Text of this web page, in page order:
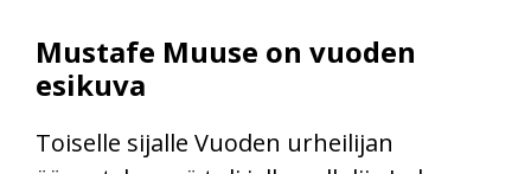
Mustafe Muuse on vuoden
esikuva
Toiselle sijalle Vuoden urheilijan